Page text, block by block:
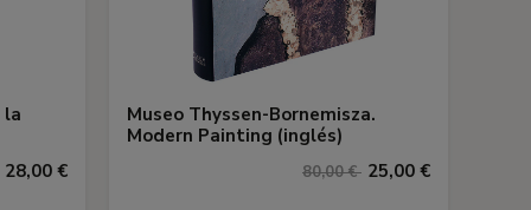
la
28,00 €
Museo Thyssen-Bornemisza.
Modern Painting (inglés)
80,00 € 25,00 €